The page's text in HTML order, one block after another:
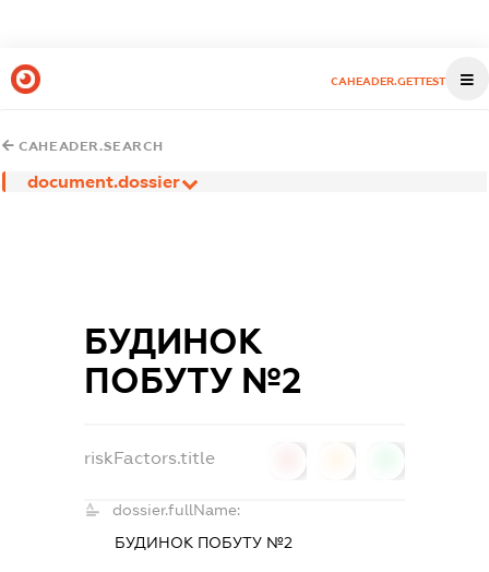
CAHEADER.GETTEST
CAHEADER.SEARCH
document.dossier
БУДИНОК
ПОБУТУ №2
riskFactors.title
dossier.fullName:
БУДИНОК ПОБУТУ №2